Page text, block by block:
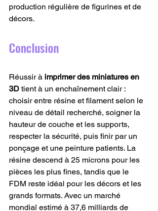
production régulière de figurines et de
décors.
Conclusion
Réussir à imprimer des miniatures en
3D tient à un enchaînement clair :
choisir entre résine et filament selon le
niveau de détail recherché, soigner la
hauteur de couche et les supports,
respecter la sécurité, puis finir par un
ponçage et une peinture patients. La
résine descend à 25 microns pour les
pièces les plus fines, tandis que le
FDM reste idéal pour les décors et les
grands formats. Avec un marché
mondial estimé à 37,6 milliards de